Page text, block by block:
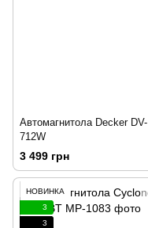
Автомагнитола Decker DV-
712W
3 499 грн
НОВИНКА
3
3